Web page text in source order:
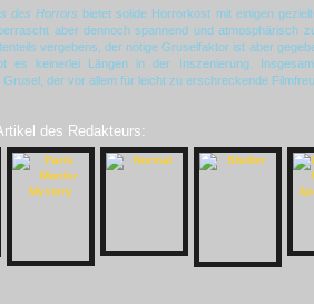
des Horrors bietet solide Horrorkost mit einigen
aber dennoch spannend und atmosphärisch
vergebens, der nötige Gruselfaktor ist aber
es keinerlei Längen in der Inszenierung.
Grusel, der vor allem für leicht zu erschreckende
des Redakteurs: